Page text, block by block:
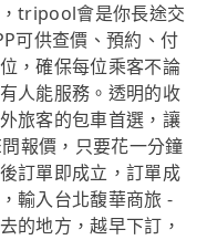
tripool會是你長途交
可供查價、預約、付
，確保每位乘客不論
人能服務。透明的收
旅客的包車首選，讓
報價，只要花一分鐘
訂單即成立，訂單成
輸入台北馥華商旅 -
的地方，越早下訂，